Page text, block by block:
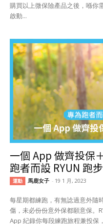
購買以上微保險產品之後，喺你
啟動...
一個 App 做齊投保
跑者而設 RYUN 跑
運動 馬鹿女子 - 19 1 月, 2023
每星期都練跑，有無諗過意外隨
傷，未必份份意外保都願意保。
App 紀錄你每段練跑旅程兼投保